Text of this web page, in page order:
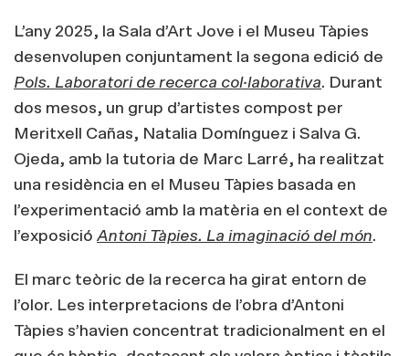
L’any 2025, la Sala d’Art Jove i el Museu Tàpies
desenvolupen conjuntament la segona edició de
Pols. Laboratori de recerca col·laborativa. Durant
dos mesos, un grup d’artistes compost per
Meritxell Cañas, Natalia Domínguez i Salva G.
Ojeda, amb la tutoria de Marc Larré, ha realitzat
una residència en el Museu Tàpies basada en
l’experimentació amb la matèria en el context de
l’exposició Antoni Tàpies. La imaginació del món.
El marc teòric de la recerca ha girat entorn de
l’olor. Les interpretacions de l’obra d’Antoni
Tàpies s’havien concentrat tradicionalment en el